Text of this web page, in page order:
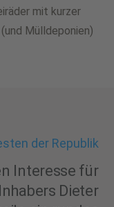
mit kurzer
Mülldeponien)
der Republik
Interesse für
Dieter